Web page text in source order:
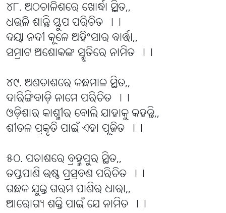
୪୮. ଅଠଚାଳିଶରେ ଖୋର୍ଦ୍ଧା ସ୍ଥିତ,,
ଧଉଳି ଶାନ୍ତି ସ୍ତୁପ ପରିଚିତ ।।
ଦୟା ନଦୀ କୂଳେ ଅହିଂସାର ବାର୍ତ୍ତା,,
ସମ୍ରାଟ ଅଶୋକଙ୍କ ସ୍ମୃତିରେ ନାମିତ ।।
୪୯. ଅଣଚାଶରେ କନ୍ଧମାଳ ସ୍ଥିତ,,
ଦାରିଙ୍ଗିବାଡ଼ି ନାମେ ପରିଚିତ ।।
ଓଡ଼ିଶାର କାଶ୍ମୀର ବୋଲି ଯାହାକୁ କହନ୍ତି,,
ଶୀତଳ ପ୍ରକୃତି ପାଇଁ ଏହା ପୂଜିତ ।।
୫୦. ପଚାଶରେ ବ୍ରହ୍ମପୁର ସ୍ଥିତ,,
ତପ୍ତପାଣି ଉଷ୍ଣ ପ୍ରସ୍ରବଣ ପରିଚିତ ।।
ଗନ୍ଧକ ଯୁକ୍ତ ଗରମ ପାଣିର ଧାରା,,
ଆରୋଗ୍ୟ ଶକ୍ତି ପାଇଁ ଯେ ନାମିତ ।।